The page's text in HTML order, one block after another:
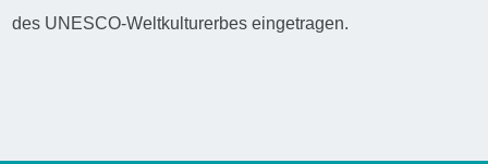
des UNESCO-Weltkulturerbes eingetragen.